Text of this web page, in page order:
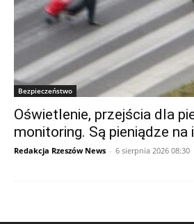
Bezpieczeństwo
Oświetlenie, przejścia dla
monitoring. Są pieniądze na
Redakcja Rzeszów News - 6 sierpnia 2026 08:30